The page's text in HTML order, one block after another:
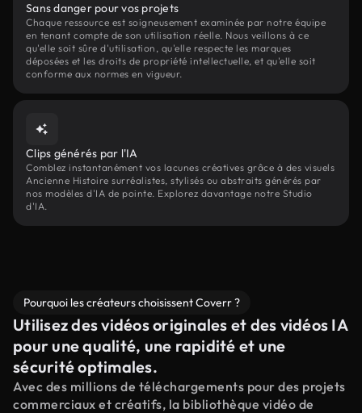
Sans danger pour vos projets
Chaque ressource est soigneusement examinée par notre équipe
en tenant compte de son utilisation réelle. Nous veillons à ce
qu'elle soit sûre d'utilisation, qu'elle respecte les marques
déposées et les droits de propriété intellectuelle, et qu'elle soit
conforme aux normes en vigueur.
Clips générés par l'IA
Comblez instantanément vos lacunes créatives grâce à des visuels
Ancienne Histoire surréalistes, stylisés ou abstraits générés par
nos modèles d'IA de pointe. Explorez davantage notre Studio
d'IA.
Pourquoi les créateurs choisissent Coverr ?
Utilisez des vidéos originales et des vidéos IA
pour une qualité, une rapidité et une
sécurité optimales.
Avec des millions de téléchargements pour des projets
commerciaux et créatifs, la bibliothèque vidéo de